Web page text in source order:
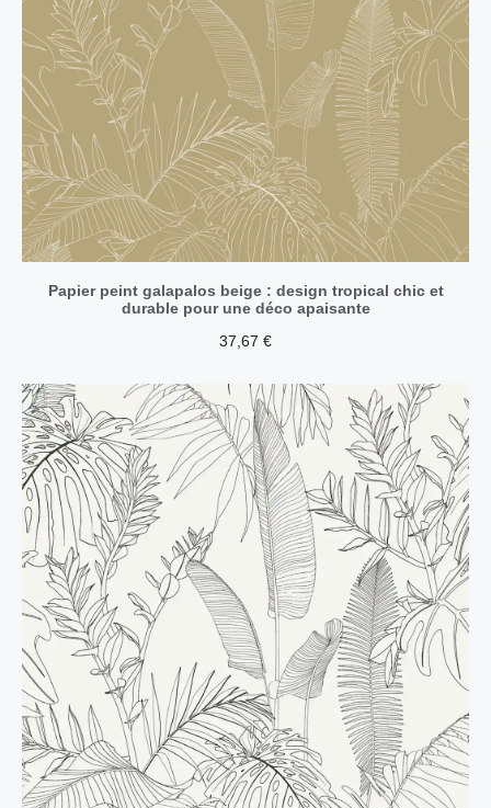
Papier peint galapalos beige : design tropical chic et
durable pour une déco apaisante
37,67 €